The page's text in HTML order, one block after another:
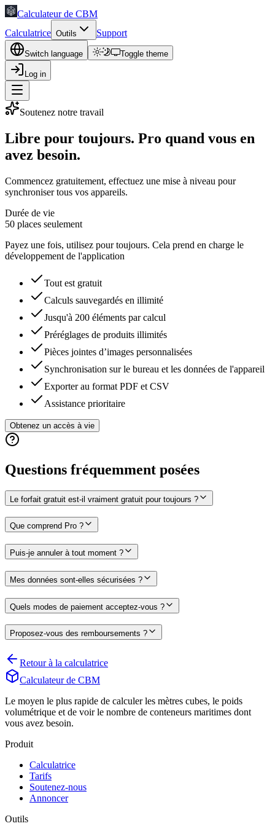
Calculateur de CBM
Calculatrice Outils Support
Switch language Toggle theme
Log in
Soutenez notre travail
Libre pour toujours. Pro quand vous en
avez besoin.
Commencez gratuitement, effectuez une mise à niveau pour
synchroniser tous vos appareils.
Durée de vie
50 places seulement
Payez une fois, utilisez pour toujours. Cela prend en charge le
développement de l'application
Tout est gratuit
Calculs sauvegardés en illimité
Jusqu'à 200 éléments par calcul
Préréglages de produits illimités
Pièces jointes d’images personnalisées
Synchronisation sur le bureau et les données de l'appareil
Exporter au format PDF et CSV
Assistance prioritaire
Obtenez un accès à vie
Questions fréquemment posées
Le forfait gratuit est-il vraiment gratuit pour toujours ?
Que comprend Pro ?
Puis-je annuler à tout moment ?
Mes données sont-elles sécurisées ?
Quels modes de paiement acceptez-vous ?
Proposez-vous des remboursements ?
Retour à la calculatrice
Calculateur de CBM
Le moyen le plus rapide de calculer les mètres cubes, le poids
volumétrique et de voir le nombre de conteneurs maritimes dont
vous avez besoin.
Produit
Calculatrice
Tarifs
Soutenez-nous
Annoncer
Outils